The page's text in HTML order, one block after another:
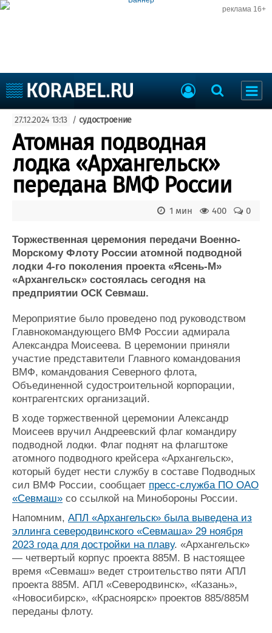
реклама 16+
Судоходство
Судоремонт
События
Порты
Рыболовство
ВМФ
Образование
Судостроение
Пульс
Новости
Компании
Репутация
Работа
Крюинг
Журнал
Реклама
Торговая площадка
Доска объявлений
Продажа флота
Оборудование
Материалы
Услуги
Конференции
Выставки и семинары
Личности
Словарь
Галерея флота
Форум
Отзывы
Все службы
27.12.2024 13:13 / судостроение
Атомная подводная
лодка «Архангельск»
передана ВМФ России
0
400
1 мин
Торжественная церемония передачи Военно-
Морскому Флоту России атомной подводной
лодки 4-го поколения проекта «Ясень-М»
«Архангельск» состоялась сегодня на
предприятии ОСК Севмаш.
Мероприятие было проведено под руководством
Главнокомандующего ВМФ России адмирала
Александра Моисеева. В церемонии приняли
участие представители Главного командования
ВМФ, командования Северного флота,
Объединенной судостроительной корпорации,
контрагентских организаций.
В ходе торжественной церемонии Александр
Моисеев вручил Андреевский флаг командиру
подводной лодки. Флаг поднят на флагштоке
атомного подводного крейсера «Архангельск»,
который будет нести службу в составе Подводных
сил ВМФ России, сообщает пресс-служба ПО ОАО
«Севмаш» со ссылкой на Минобороны России.
Напомним, АПЛ «Архангельск» была выведена из
эллинга северодвинского «Севмаша» 29 ноября
2023 года для достройки на плаву. «Архангельск»
— четвертый корпус проекта 885М. В настоящее
время «Севмаш» ведет строительство пяти АПЛ
проекта 885М. АПЛ «Северодвинск», «Казань»,
«Новосибирск», «Красноярск» проектов 885/885М
переданы флоту.